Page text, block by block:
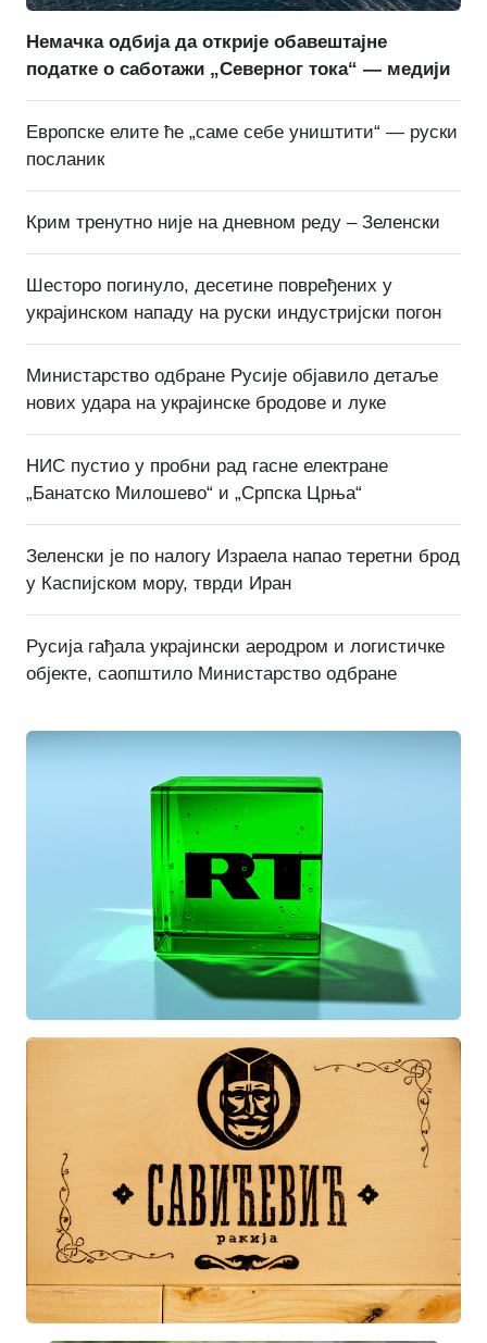
Немачка одбија да открије обавештајне
податке о саботажи „Северног тока“ — медији
Европске елите ће „саме себе уништити“ — руски
посланик
Крим тренутно није на дневном реду – Зеленски
Шесторо погинуло, десетине повређених у
украјинском нападу на руски индустријски погон
Министарство одбране Русије објавило детаље
нових удара на украјинске бродове и луке
НИС пустио у пробни рад гасне електране
„Банатско Милошево“ и „Српска Црња“
Зеленски је по налогу Израела напао теретни брод
у Каспијском мору, тврди Иран
Русија гађала украјински аеродром и логистичке
објекте, саопштило Министарство одбране